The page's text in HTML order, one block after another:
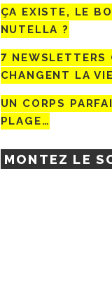
ÇA EXISTE, LE
NUTELLA ?
7 NEWSLETTERS
CHANGENT LA VIE
UN CORPS
PLAGE…
MONTEZ LE